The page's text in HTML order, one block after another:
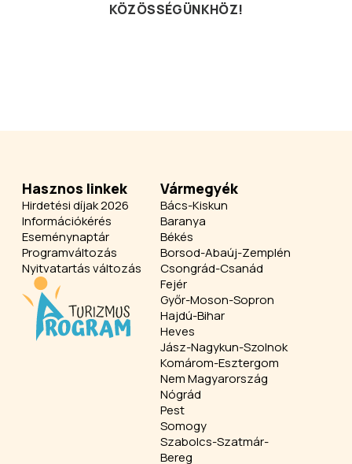
KÖZÖSSÉGÜNKHÖZ!
Hasznos linkek
Hirdetési díjak 2026
Információkérés
Eseménynaptár
Programváltozás
Nyitvatartás változás
Vármegyék
Bács-Kiskun
Baranya
Békés
Borsod-Abaúj-Zemplén
Csongrád-Csanád
Fejér
Győr-Moson-Sopron
Hajdú-Bihar
Heves
Jász-Nagykun-Szolnok
Komárom-Esztergom
Nem Magyarország
Nógrád
Pest
Somogy
Szabolcs-Szatmár-
Bereg